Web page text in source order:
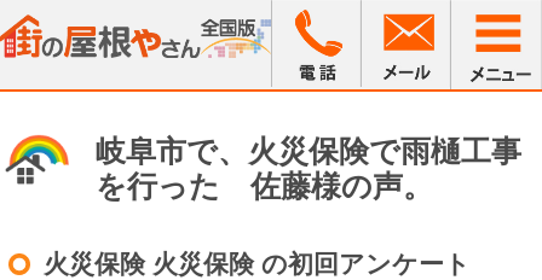
岐阜市で、火災保険で雨樋工事
を行った 佐藤様の声。
火災保険 火災保険 の初回アンケート